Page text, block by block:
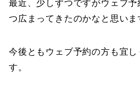
最近、少しずつですがウェブ
つ広まってきたのかなと思いま
今後ともウェブ予約の方も宜し
す。